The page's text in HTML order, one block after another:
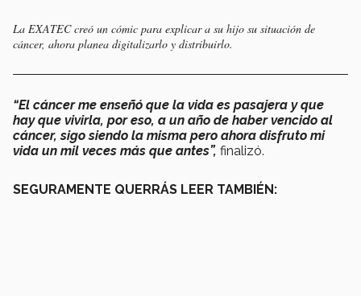
La EXATEC creó un cómic para explicar a su hijo su situación de
cáncer, ahora planea digitalizarlo y distribuirlo.
“El cáncer me enseñó que la vida es pasajera y que
hay que vivirla, por eso, a un año de haber vencido al
cáncer, sigo siendo la misma pero ahora disfruto mi
vida un mil veces más que antes”, finalizó.
SEGURAMENTE QUERRÁS LEER TAMBIÉN: